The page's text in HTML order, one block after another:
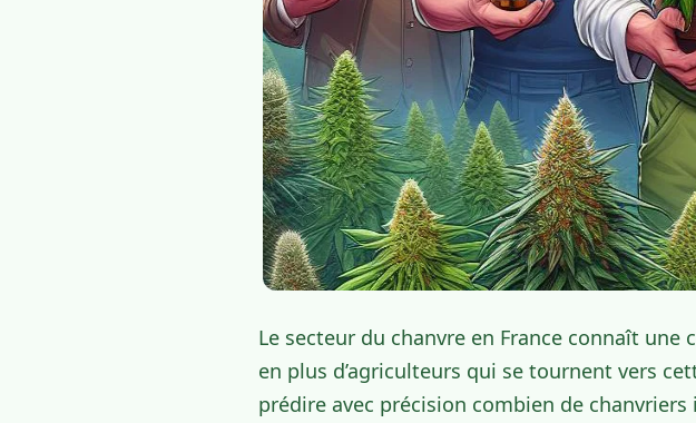
Le secteur du chanvre en France connaît une
en plus d’agriculteurs qui se tournent vers
prédire avec précision combien de chanvriers